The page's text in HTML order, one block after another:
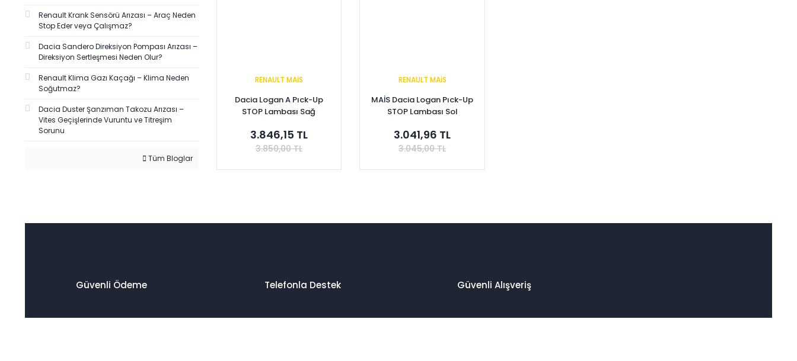
Renault Krank Sensörü Arızası – Araç Neden
Stop Eder veya Çalışmaz?
Dacia Sandero Direksiyon Pompası Arızası –
Direksiyon Sertleşmesi Neden Olur?
Renault Klima Gazı Kaçağı – Klima Neden
Soğutmaz?
Dacia Duster Şanzıman Takozu Arızası –
Vites Geçişlerinde Vuruntu ve Titreşim
Sorunu
Tüm Bloglar
RENAULT MAİS
Dacia Logan A Pıck-Up
STOP Lambası Sağ
3.846,15 TL
3.850,00 TL
RENAULT MAİS
MAİS Dacia Logan Pıck-Up
STOP Lambası Sol
3.041,96 TL
3.045,00 TL
Güvenli Ödeme Telefonla Destek Güvenli Alışveriş